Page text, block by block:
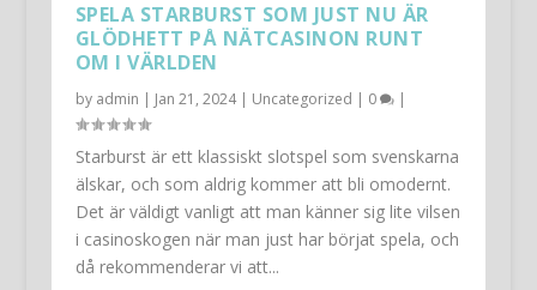
SPELA STARBURST SOM JUST NU ÄR
GLÖDHETT PÅ NÄTCASINON RUNT
OM I VÄRLDEN
by admin | Jan 21, 2024| Uncategorized | 0 |
Starburst är ett klassiskt slotspel som svenskarna
älskar, och som aldrig kommer att bli omodernt.
Det är väldigt vanligt att man känner sig lite vilsen
i casinoskogen när man just har börjat spela, och
då rekommenderar vi att...